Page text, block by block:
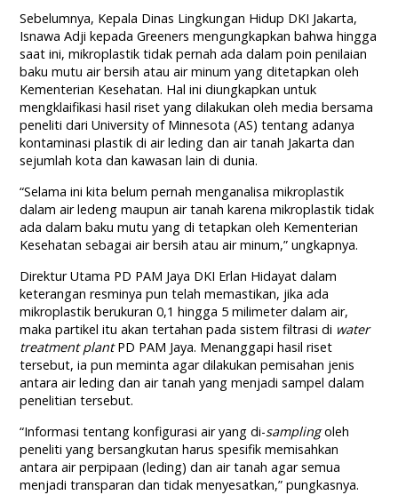
Sebelumnya, Kepala Dinas Lingkungan Hidup DKI Jakarta,
Isnawa Adji kepada Greeners mengungkapkan bahwa hingga
saat ini, mikroplastik tidak pernah ada dalam poin penilaian
baku mutu air bersih atau air minum yang ditetapkan oleh
Kementerian Kesehatan. Hal ini diungkapkan untuk
mengklaifikasi hasil riset yang dilakukan oleh media bersama
peneliti dari University of Minnesota (AS) tentang adanya
kontaminasi plastik di air leding dan air tanah Jakarta dan
sejumlah kota dan kawasan lain di dunia.
“Selama ini kita belum pernah menganalisa mikroplastik
dalam air ledeng maupun air tanah karena mikroplastik tidak
ada dalam baku mutu yang di tetapkan oleh Kementerian
Kesehatan sebagai air bersih atau air minum,” ungkapnya.
Direktur Utama PD PAM Jaya DKI Erlan Hidayat dalam
keterangan resminya pun telah memastikan, jika ada
mikroplastik berukuran 0,1 hingga 5 milimeter dalam air,
maka partikel itu akan tertahan pada sistem filtrasi di water
treatment plantPD PAM Jaya. Menanggapi hasil riset
tersebut, ia pun meminta agar dilakukan pemisahan jenis
antara air leding dan air tanah yang menjadi sampel dalam
penelitian tersebut.
“Informasi tentang konfigurasi air yang di-samplingoleh
peneliti yang bersangkutan harus spesifik memisahkan
antara air perpipaan (leding) dan air tanah agar semua
menjadi transparan dan tidak menyesatkan,” pungkasnya.